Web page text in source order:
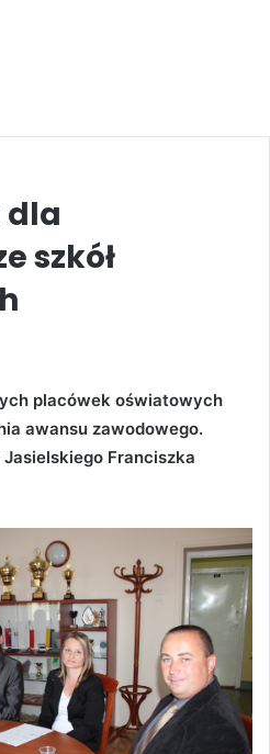
dla
szkół
placówek oświatowych
awansu zawodowego.
Franciszka